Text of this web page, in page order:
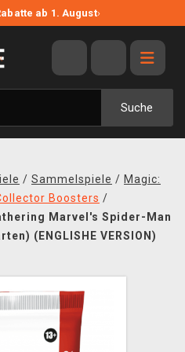
ab 1. August›
Suche
/ Sammelspiele / Magic:
Boosters /
Marvel's Spider-Man
(ENGLISHE VERSION)